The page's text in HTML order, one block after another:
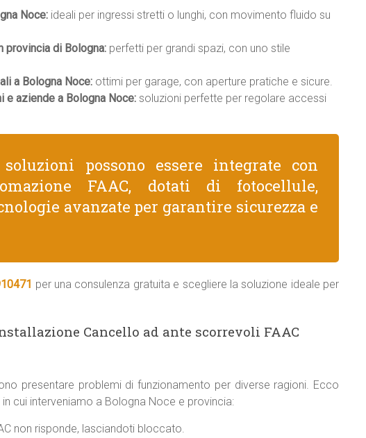
Noce: ideali per ingressi stretti o lunghi, con movimento fluido su
provincia di Bologna: perfetti per grandi spazi, con uno stile
a Bologna Noce: ottimi per garage, con aperture pratiche e sicure.
e aziende a Bologna Noce: soluzioni perfette per regolare accessi
possono essere integrate con
FAAC, dotati di fotocellule,
avanzate per garantire sicurezza e
per una consulenza gratuita e scegliere la soluzione ideale per
Cancello ad ante scorrevoli FAAC
presentare problemi di funzionamento per diverse ragioni. Ecco
cui interveniamo a Bologna Noce e provincia:
non risponde, lasciandoti bloccato.